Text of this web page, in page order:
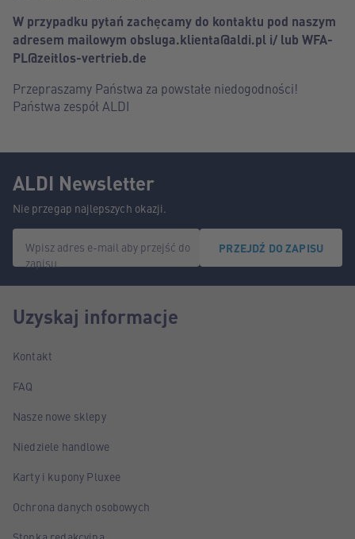
W przypadku pytań zachęcamy do kontaktu pod naszym
adresem mailowym obsluga.klienta@aldi.pl i/ lub WFA-
PL@zeitlos-vertrieb.de
Przepraszamy Państwa za powstałe niedogodności!
Państwa zespół ALDI
ALDI Newsletter
Nie przegap najlepszych okazji.
Wpisz adres e-mail aby przejść do
zapisu.
PRZEJDŹ DO ZAPISU
Uzyskaj informacje
Kontakt
FAQ
Nasze nowe sklepy
Niedziele handlowe
Karty i kupony Pluxee
Ochrona danych osobowych